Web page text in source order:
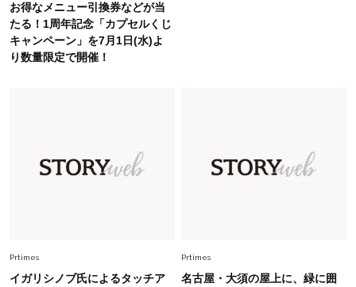
で即涼しげ＆上品見え〈3選〉
Fashion
オシャレ40代の【ワンピ＆オールインワン】最
旬着こなし3選。地味見え回避のコツは「バッグ
やぐ【甘め黒アイテム】3選
お得なメニュー引換券などが当
たる！1周年記念「カプセルくじ
キャンペーン」を7月1日(水)よ
り数量限定で開催！
Prtimes
イガリシノブ氏によるタッチア
Prtimes
名古屋・大須の屋上に、緑に囲